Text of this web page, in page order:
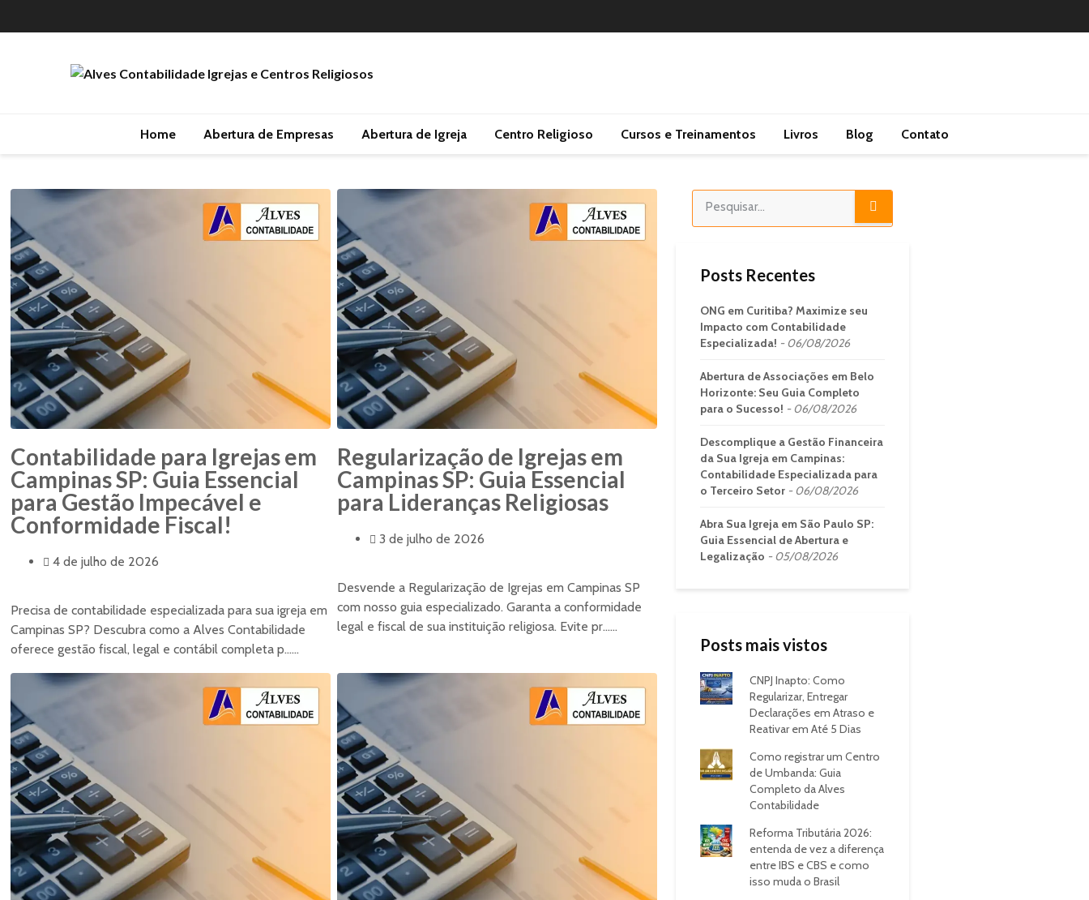
Home Abertura de Empresas Abertura de Igreja Centro Religioso Cursos e Treinamentos Livros Blog Contato
Contabilidade para Igrejas em
Campinas SP: Guia Essencial
para Gestão Impecável e
Conformidade Fiscal!
4 de julho de 2026
Precisa de contabilidade especializada para sua igreja em
Campinas SP? Descubra como a Alves Contabilidade
oferece gestão fiscal, legal e contábil completa p......
Regularização de Igrejas em
Campinas SP: Guia Essencial
para Lideranças Religiosas
3 de julho de 2026
Desvende a Regularização de Igrejas em Campinas SP
com nosso guia especializado. Garanta a conformidade
legal e fiscal de sua instituição religiosa. Evite pr......
Posts Recentes
ONG em Curitiba? Maximize seu
Impacto com Contabilidade
Especializada!
06/08/2026
Abertura de Associações em Belo
Horizonte: Seu Guia Completo
para o Sucesso!
06/08/2026
Descomplique a Gestão Financeira
da Sua Igreja em Campinas:
Contabilidade Especializada para
o Terceiro Setor
06/08/2026
Abra Sua Igreja em São Paulo SP:
Guia Essencial de Abertura e
Legalização
05/08/2026
Posts mais vistos
CNPJ Inapto: Como
Regularizar, Entregar
Declarações em Atraso e
Reativar em Até 5 Dias
Como registrar um Centro
de Umbanda: Guia
Completo da Alves
Contabilidade
Reforma Tributária 2026:
entenda de vez a diferença
entre IBS e CBS e como
isso muda o Brasil